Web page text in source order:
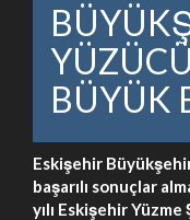
BÜYÜK
Eskişehir
başarılı sonuçlar
yılı Eskişehir